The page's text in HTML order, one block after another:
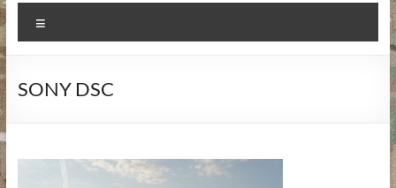
SONY DSC